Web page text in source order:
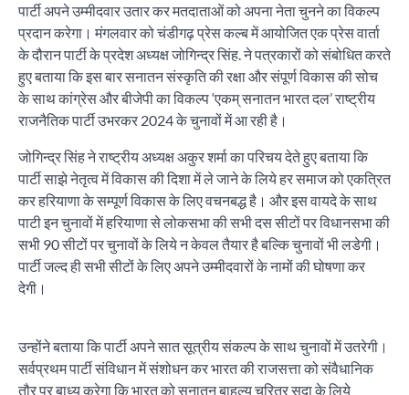
पार्टी अपने उम्मीदवार उतार कर मतदाताओं को अपना नेता चुनने का विकल्प
प्रदान करेगा। मंगलवार को चंडीगढ़ प्रेस कल्ब में आयोजित एक प्रेस वार्ता
के दौरान पार्टी के प्रदेश अध्यक्ष जोगिन्द्र सिंह. ने पत्रकारों को संबोधित करते
हुए बताया कि इस बार सनातन संस्कृति की रक्षा और संपूर्ण विकास की सोच
के साथ कांग्रेस और बीजेपी का विकल्प ‘एकम् सनातन भारत दल’ राष्ट्रीय
राजनैतिक पार्टी उभरकर 2024 के चुनावों में आ रही है।
जोगिन्द्र सिंह ने राष्ट्रीय अध्यक्ष अकुर शर्मा का परिचय देते हुए बताया कि
पार्टी साझे नेतृत्व में विकास की दिशा में ले जाने के लिये हर समाज को एकत्रित
कर हरियाणा के सम्पूर्ण विकास के लिए वचनबद्ध है। और इस वायदे के साथ
पाटी इन चुनावों में हरियाणा से लोकसभा की सभी दस सीटों पर विधानसभा की
सभी 90 सीटों पर चुनावों के लिये न केवल तैयार है बल्कि चुनावों भी लडेगी।
पार्टी जल्द ही सभी सीटों के लिए अपने उम्मीदवारों के नामों की घोषणा कर
देगी।
उन्होंने बताया कि पार्टी अपने सात सूत्रीय संकल्प के साथ चुनावों में उतरेगी।
सर्वप्रथम पार्टी संविधान में संशोधन कर भारत की राजसत्ता को संवैधानिक
तौर पर बाध्य करेगा कि भारत को सनातन बाहुल्य चरित्र सदा के लिये